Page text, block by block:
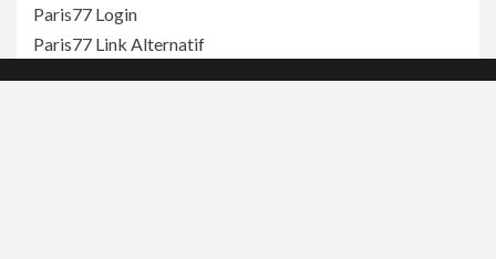
Paris77 Login
Paris77 Link Alternatif